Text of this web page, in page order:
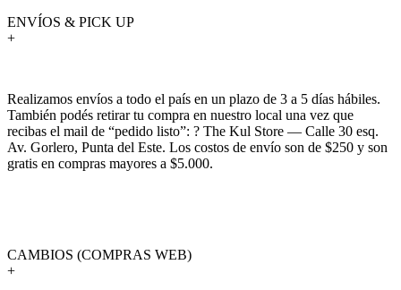
ENVÍOS & PICK UP
+
Realizamos envíos a todo el país en un plazo de 3 a 5 días hábiles.
También podés retirar tu compra en nuestro local una vez que
recibas el mail de “pedido listo”: ? The Kul Store — Calle 30 esq.
Av. Gorlero, Punta del Este. Los costos de envío son de $250 y son
gratis en compras mayores a $5.000.
CAMBIOS (COMPRAS WEB)
+